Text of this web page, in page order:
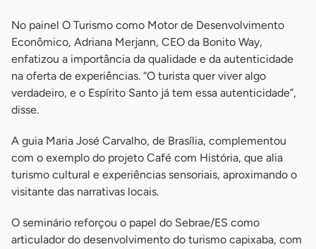
No painel O Turismo como Motor de Desenvolvimento
Econômico, Adriana Merjann, CEO da Bonito Way,
enfatizou a importância da qualidade e da autenticidade
na oferta de experiências. “O turista quer viver algo
verdadeiro, e o Espírito Santo já tem essa autenticidade”,
disse.
A guia Maria José Carvalho, de Brasília, complementou
com o exemplo do projeto Café com História, que alia
turismo cultural e experiências sensoriais, aproximando o
visitante das narrativas locais.
O seminário reforçou o papel do Sebrae/ES como
articulador do desenvolvimento do turismo capixaba, com